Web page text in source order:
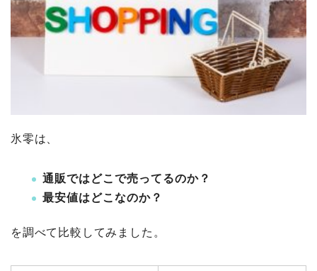
氷零は、
通販ではどこで売ってるのか？
最安値はどこなのか？
を調べて比較してみました。